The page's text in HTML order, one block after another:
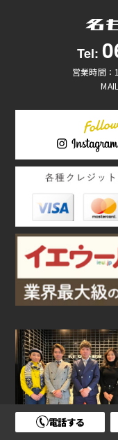
Tel:
営業時間：
電話する